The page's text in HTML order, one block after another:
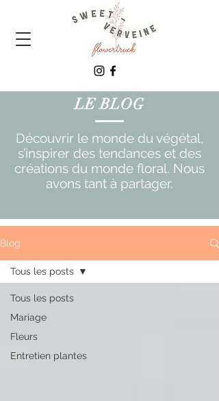
LE BLOG
Découvrir le monde du végétal,
s’inspirer des tendances et des
créations du monde floral. Nous
avons tant à partager.
Blog
Tous les posts
Mariage
Fleurs
Entretien plantes
Tous les posts